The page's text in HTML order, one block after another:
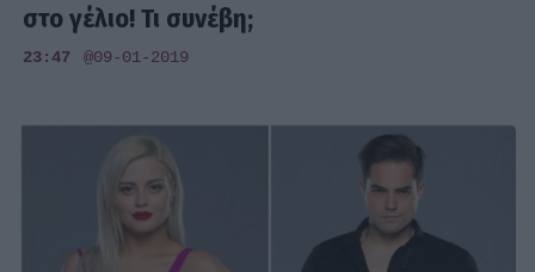
στο γέλιο! Τι συνέβη;
23:47 @09-01-2019